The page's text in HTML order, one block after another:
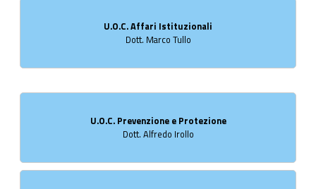
U.O.C. Affari Istituzionali
Dott. Marco Tullo
U.O.C. Prevenzione e Protezione
Dott. Alfredo Irollo